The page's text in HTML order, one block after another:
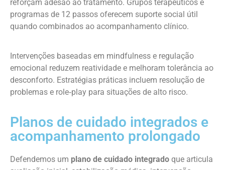
reforçam adesão ao tratamento. Grupos terapêuticos e
programas de 12 passos oferecem suporte social útil
quando combinados ao acompanhamento clínico.
Intervenções baseadas em mindfulness e regulação
emocional reduzem reatividade e melhoram tolerância ao
desconforto. Estratégias práticas incluem resolução de
problemas e role‑play para situações de alto risco.
Planos de cuidado integrados e
acompanhamento prolongado
Defendemos um plano de cuidado integrado que articula